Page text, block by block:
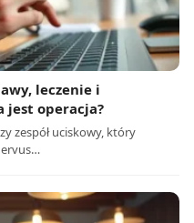
leczenie i
jest operacja?
zespół uciskowy, który